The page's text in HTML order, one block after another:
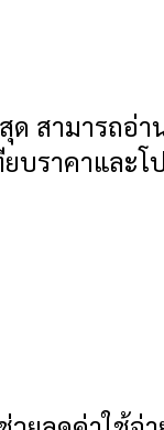
ด สามารถอ่า
ยบราคาและ